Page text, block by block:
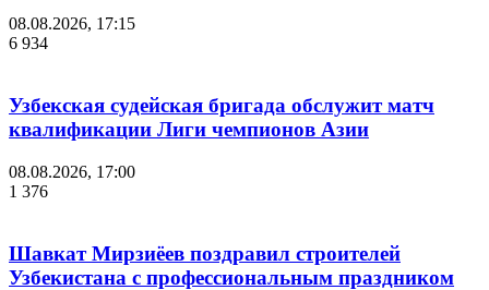
08.08.2026, 17:15
6 934
Узбекская судейская бригада обслужит матч
квалификации Лиги чемпионов Азии
08.08.2026, 17:00
1 376
Шавкат Мирзиёев поздравил строителей
Узбекистана с профессиональным праздником